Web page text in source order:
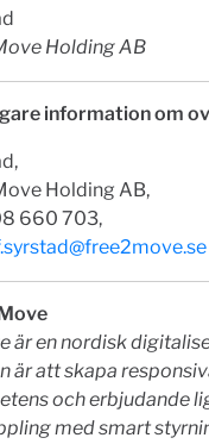
Holding AB
information om
Holding AB,
660 703,
är en nordisk
är att skapa
och erbjudande
med smart